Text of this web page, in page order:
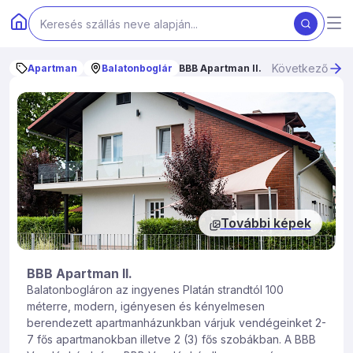
Apartman Balatonboglár BBB Apartman II. Következő
További képek
BBB Apartman II.
Balatonbogláron az ingyenes Platán strandtól 100
méterre, modern, igényesen és kényelmesen
berendezett apartmanházunkban várjuk vendégeinket 2-
7 fős apartmanokban illetve 2 (3) fős szobákban. A BBB